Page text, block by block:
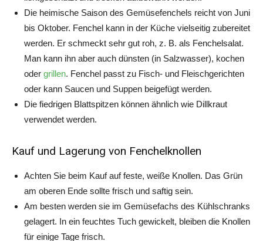
Die heimische Saison des Gemüsefenchels reicht von Juni
bis Oktober. Fenchel kann in der Küche vielseitig zubereitet
werden. Er schmeckt sehr gut roh, z. B. als Fenchelsalat.
Man kann ihn aber auch dünsten (in Salzwasser), kochen
oder grillen. Fenchel passt zu Fisch- und Fleischgerichten
oder kann Saucen und Suppen beigefügt werden.
Die fiedrigen Blattspitzen können ähnlich wie Dillkraut
verwendet werden.
Kauf und Lagerung von Fenchelknollen
Achten Sie beim Kauf auf feste, weiße Knollen. Das Grün
am oberen Ende sollte frisch und saftig sein.
Am besten werden sie im Gemüsefachs des Kühlschranks
gelagert. In ein feuchtes Tuch gewickelt, bleiben die Knollen
für einige Tage frisch.